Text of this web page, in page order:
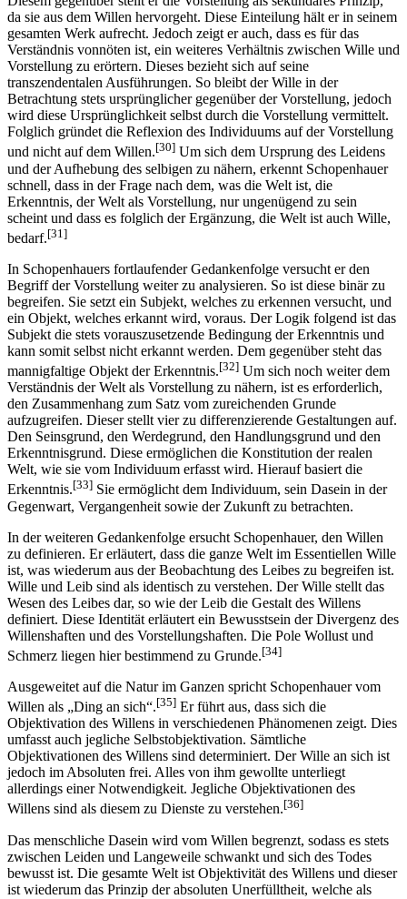
da sie aus dem Willen hervorgeht. Diese Einteilung hält er in seinem
gesamten Werk aufrecht. Jedoch zeigt er auch, dass es für das
Verständnis vonnöten ist, ein weiteres Verhältnis zwischen Wille und
Vorstellung zu erörtern. Dieses bezieht sich auf seine
transzendentalen Ausführungen. So bleibt der Wille in der
Betrachtung stets ursprünglicher gegenüber der Vorstellung, jedoch
wird diese Ursprünglichkeit selbst durch die Vorstellung vermittelt.
Folglich gründet die Reflexion des Individuums auf der Vorstellung
und nicht auf dem Willen.[30] Um sich dem Ursprung des Leidens
und der Aufhebung des selbigen zu nähern, erkennt Schopenhauer
schnell, dass in der Frage nach dem, was die Welt ist, die
Erkenntnis, der Welt als Vorstellung, nur ungenügend zu sein
scheint und dass es folglich der Ergänzung, die Welt ist auch Wille,
bedarf.[31]
In Schopenhauers fortlaufender Gedankenfolge versucht er den
Begriff der Vorstellung weiter zu analysieren. So ist diese binär zu
begreifen. Sie setzt ein Subjekt, welches zu erkennen versucht, und
ein Objekt, welches erkannt wird, voraus. Der Logik folgend ist das
Subjekt die stets vorauszusetzende Bedingung der Erkenntnis und
kann somit selbst nicht erkannt werden. Dem gegenüber steht das
mannigfaltige Objekt der Erkenntnis.[32] Um sich noch weiter dem
Verständnis der Welt als Vorstellung zu nähern, ist es erforderlich,
den Zusammenhang zum Satz vom zureichenden Grunde
aufzugreifen. Dieser stellt vier zu differenzierende Gestaltungen auf.
Den Seinsgrund, den Werdegrund, den Handlungsgrund und den
Erkenntnisgrund. Diese ermöglichen die Konstitution der realen
Welt, wie sie vom Individuum erfasst wird. Hierauf basiert die
Erkenntnis.[33] Sie ermöglicht dem Individuum, sein Dasein in der
Gegenwart, Vergangenheit sowie der Zukunft zu betrachten.
In der weiteren Gedankenfolge ersucht Schopenhauer, den Willen
zu definieren. Er erläutert, dass die ganze Welt im Essentiellen Wille
ist, was wiederum aus der Beobachtung des Leibes zu begreifen ist.
Wille und Leib sind als identisch zu verstehen. Der Wille stellt das
Wesen des Leibes dar, so wie der Leib die Gestalt des Willens
definiert. Diese Identität erläutert ein Bewusstsein der Divergenz des
Willenshaften und des Vorstellungshaften. Die Pole Wollust und
Schmerz liegen hier bestimmend zu Grunde.[34]
Ausgeweitet auf die Natur im Ganzen spricht Schopenhauer vom
Willen als „Ding an sich“.[35] Er führt aus, dass sich die
Objektivation des Willens in verschiedenen Phänomenen zeigt. Dies
umfasst auch jegliche Selbstobjektivation. Sämtliche
Objektivationen des Willens sind determiniert. Der Wille an sich ist
jedoch im Absoluten frei. Alles von ihm gewollte unterliegt
allerdings einer Notwendigkeit. Jegliche Objektivationen des
Willens sind als diesem zu Dienste zu verstehen.[36]
Das menschliche Dasein wird vom Willen begrenzt, sodass es stets
zwischen Leiden und Langeweile schwankt und sich des Todes
bewusst ist. Die gesamte Welt ist Objektivität des Willens und dieser
ist wiederum das Prinzip der absoluten Unerfülltheit, welche als